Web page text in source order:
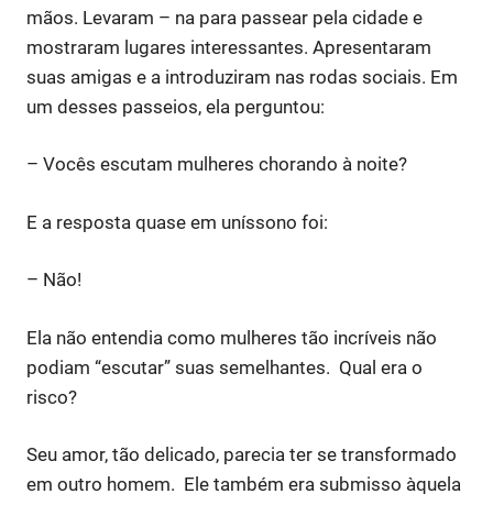
mãos. Levaram – na para passear pela cidade e
mostraram lugares interessantes. Apresentaram
suas amigas e a introduziram nas rodas sociais. Em
um desses passeios, ela perguntou:
– Vocês escutam mulheres chorando à noite?
E a resposta quase em uníssono foi:
– Não!
Ela não entendia como mulheres tão incríveis não
podiam “escutar” suas semelhantes. Qual era o
risco?
Seu amor, tão delicado, parecia ter se transformado
em outro homem. Ele também era submisso àquela